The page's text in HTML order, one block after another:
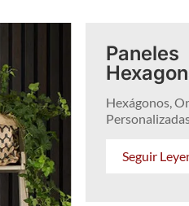
Paneles
Hexágonos,
Garantizamos
Acústica.
Seguir